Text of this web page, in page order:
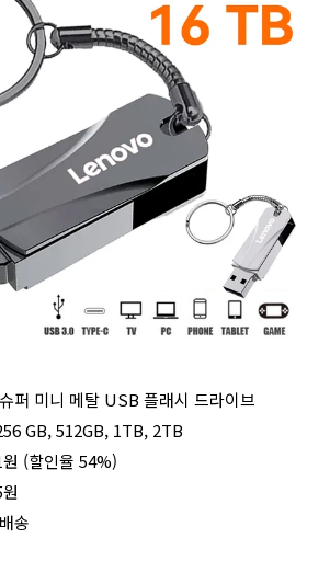
퍼 미니 메탈 USB 플래시 드라이브
GB, 512GB, 1TB, 2TB
(할인율 54%)
송